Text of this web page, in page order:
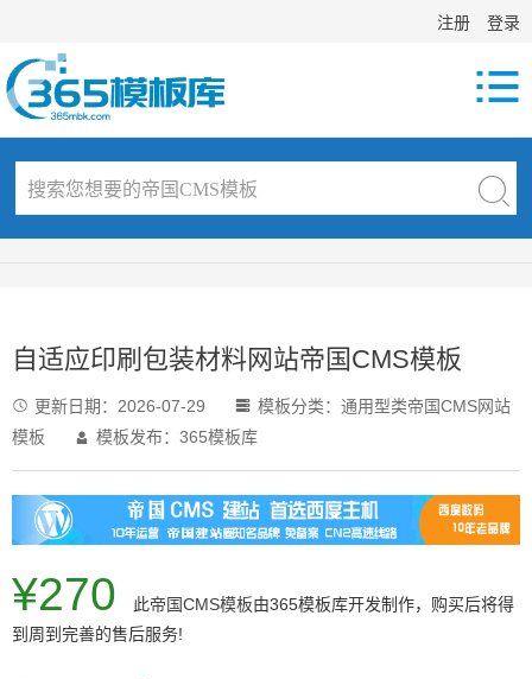
注册 登录

自适应印刷包装材料网站帝国CMS模板
 更新日期： 2026-07-29  模板分类： 通用型类帝国CMS网站
模板
 模板发布：365模板库
¥270 此帝国CMS模板由365模板库开发制作，购买后将得
到周到完善的售后服务!